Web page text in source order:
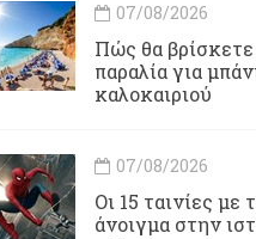
07/08/2026
Πώς θα
παραλία για
καλοκαιριού
07/08/2026
Οι 15 ταινίες με
άνοιγμα στην